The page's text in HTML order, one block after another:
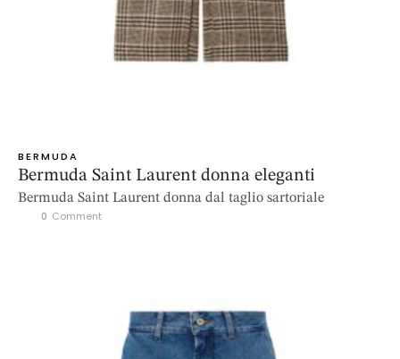
BERMUDA
Bermuda Saint Laurent donna eleganti
Bermuda Saint Laurent donna dal taglio sartoriale
0 Comment